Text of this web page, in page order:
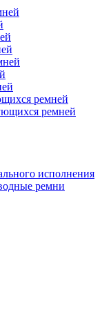
ремней
ремней
исполнения
ремни